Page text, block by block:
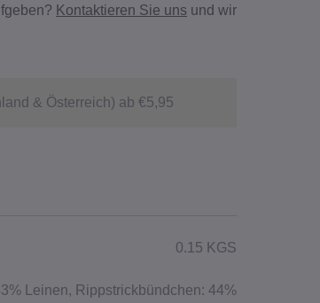
0.15 KGS
Leinen, Rippstrickbündchen: 44%
& Österreich) ab €5,95
Kontaktieren Sie uns und wir